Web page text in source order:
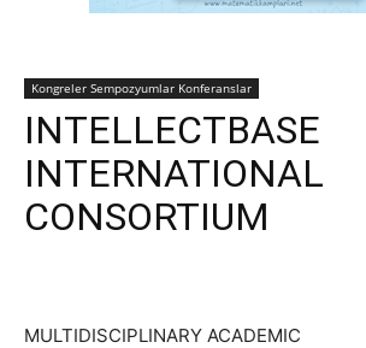
Kongreler Sempozyumlar Konferanslar
INTELLECTBASE
INTERNATIONAL
CONSORTIUM
MULTIDISCIPLINARY ACADEMIC